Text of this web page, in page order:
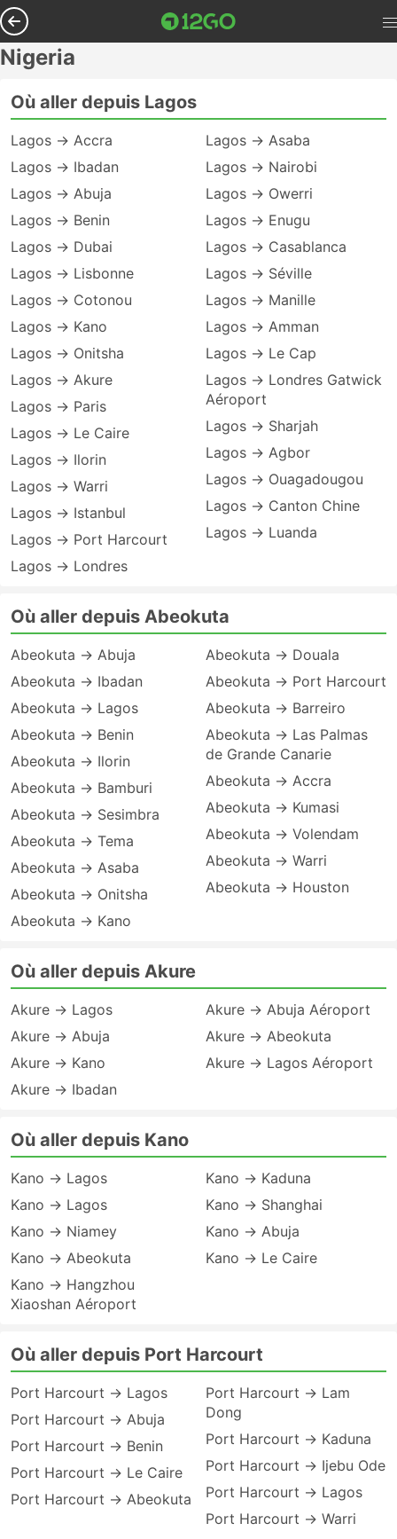
Nigeria
Où aller depuis Lagos
Lagos → Accra
Lagos → Ibadan
Lagos → Abuja
Lagos → Benin
Lagos → Dubai
Lagos → Lisbonne
Lagos → Cotonou
Lagos → Kano
Lagos → Onitsha
Lagos → Akure
Lagos → Paris
Lagos → Le Caire
Lagos → Ilorin
Lagos → Warri
Lagos → Istanbul
Lagos → Port Harcourt
Lagos → Londres
Lagos → Asaba
Lagos → Nairobi
Lagos → Owerri
Lagos → Enugu
Lagos → Casablanca
Lagos → Séville
Lagos → Manille
Lagos → Amman
Lagos → Le Cap
Lagos → Londres Gatwick
Aéroport
Lagos → Sharjah
Lagos → Agbor
Lagos → Ouagadougou
Lagos → Canton Chine
Lagos → Luanda
Où aller depuis Abeokuta
Abeokuta → Abuja
Abeokuta → Ibadan
Abeokuta → Lagos
Abeokuta → Benin
Abeokuta → Ilorin
Abeokuta → Bamburi
Abeokuta → Sesimbra
Abeokuta → Tema
Abeokuta → Asaba
Abeokuta → Onitsha
Abeokuta → Kano
Abeokuta → Douala
Abeokuta → Port Harcourt
Abeokuta → Barreiro
Abeokuta → Las Palmas
de Grande Canarie
Abeokuta → Accra
Abeokuta → Kumasi
Abeokuta → Volendam
Abeokuta → Warri
Abeokuta → Houston
Où aller depuis Akure
Akure → Lagos
Akure → Abuja
Akure → Kano
Akure → Ibadan
Akure → Abuja Aéroport
Akure → Abeokuta
Akure → Lagos Aéroport
Où aller depuis Kano
Kano → Lagos
Kano → Lagos
Kano → Niamey
Kano → Abeokuta
Kano → Hangzhou
Xiaoshan Aéroport
Kano → Kaduna
Kano → Shanghai
Kano → Abuja
Kano → Le Caire
Où aller depuis Port Harcourt
Port Harcourt → Lagos
Port Harcourt → Abuja
Port Harcourt → Benin
Port Harcourt → Le Caire
Port Harcourt → Abeokuta
Port Harcourt → Lam
Dong
Port Harcourt → Kaduna
Port Harcourt → Ijebu Ode
Port Harcourt → Lagos
Port Harcourt → Warri